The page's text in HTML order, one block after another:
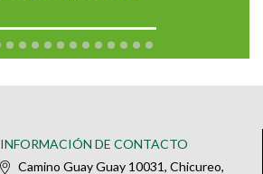
INFORMACIÓN DE CONTACTO
Camino Guay Guay 10031, Chicureo,